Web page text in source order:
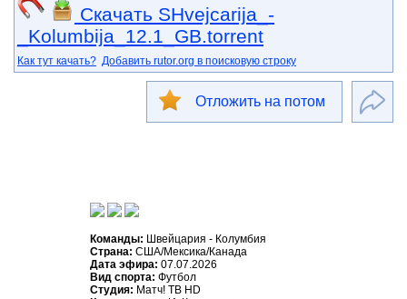
Скачать SHvejcarija_-
_Kolumbija_12.1_GB.torrent
Как тут качать? Добавить rutor.org в поисковую строку
Отложить на потом
Команды: Швейцария - Колумбия
Страна: США/Мексика/Канада
Дата эфира: 07.07.2026
Вид спорта: Футбол
Студия: Матч! ТВ HD